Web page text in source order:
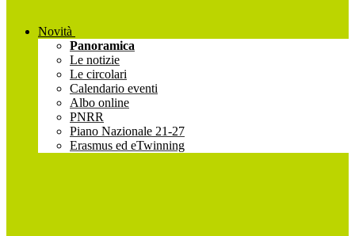
Novità
Panoramica
Le notizie
Le circolari
Calendario eventi
Albo online
PNRR
Piano Nazionale 21-27
Erasmus ed eTwinning